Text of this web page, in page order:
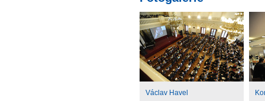
Václav Havel